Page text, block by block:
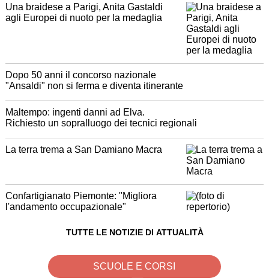
Una braidese a Parigi, Anita Gastaldi
agli Europei di nuoto per la medaglia
Dopo 50 anni il concorso nazionale
"Ansaldi" non si ferma e diventa itinerante
Maltempo: ingenti danni ad Elva.
Richiesto un sopralluogo dei tecnici regionali
La terra trema a San Damiano Macra
Confartigianato Piemonte: "Migliora
l'andamento occupazionale"
TUTTE LE NOTIZIE DI ATTUALITÀ
SCUOLE E CORSI